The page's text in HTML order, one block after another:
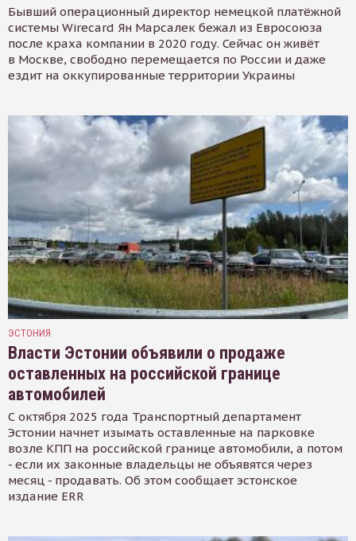
Бывший операционный директор немецкой платёжной
системы Wirecard Ян Марсалек бежал из Евросоюза
после краха компании в 2020 году. Сейчас он живёт
в Москве, свободно перемещается по России и даже
ездит на оккупированные территории Украины
ЭСТОНИЯ
Власти Эстонии объявили о продаже
оставленных на российской границе
автомобилей
С октября 2025 года Транспортный департамент
Эстонии начнет изымать оставленные на парковке
возле КПП на российской границе автомобили, а потом
- если их законные владельцы не объявятся через
месяц - продавать. Об этом сообщает эстонское
издание ERR